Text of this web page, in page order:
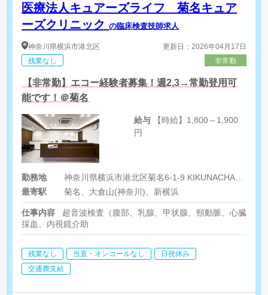
医療法人キュアーズライフ 菊名キュア
ーズクリニックの臨床検査技師求人
神奈川県横浜市港北区
残業なし
更新日：2026年04月17日
非常勤
【非常勤】エコー経験者募集！週2,3→常勤登用可
能です！＠菊名
給与
円
勤務地
最寄駅
菊名、大倉山(神奈川)、新横浜
仕事内容
超音波検査（腹部、乳腺、甲状腺、頸動脈、心臓、下
採血、内視鏡介助
残業なし 当直・オンコールなし
日祝休み
交通費支給